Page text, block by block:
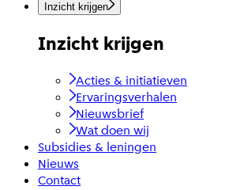
Inzicht krijgen
Inzicht krijgen
Acties & initiatieven
Ervaringsverhalen
Nieuwsbrief
Wat doen wij
Subsidies & leningen
Nieuws
Contact